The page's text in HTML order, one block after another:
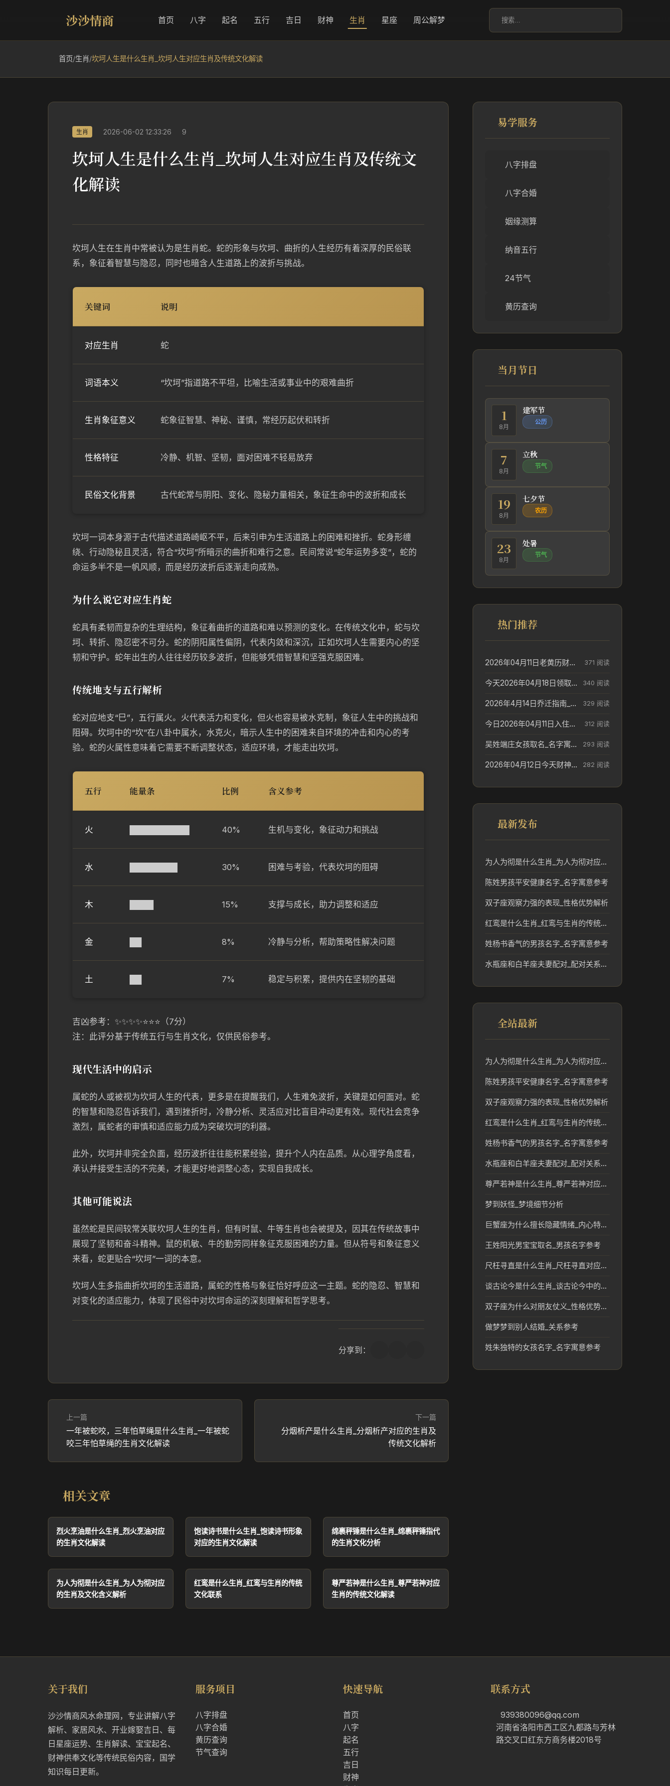
沙沙情商 首页 八字 起名 五行 吉日 财神 生肖 星座 周公解梦
首页/生肖/坎坷人生是什么生肖_坎坷人生对应生肖及传统文化解读
生肖 2026-06-02 12:33:26 9
坎坷人生是什么生肖_坎坷人生对应生肖及传统文
化解读
坎坷人生在生肖中常被认为是生肖蛇。蛇的形象与坎坷、曲折的人生经历有着深厚的民俗联
系，象征着智慧与隐忍，同时也暗含人生道路上的波折与挑战。
关键词 说明
对应生肖 蛇
词语本义 “坎坷”指道路不平坦，比喻生活或事业中的艰难曲折
生肖象征意义 蛇象征智慧、神秘、谨慎，常经历起伏和转折
性格特征 冷静、机智、坚韧，面对困难不轻易放弃
民俗文化背景 古代蛇常与阴阳、变化、隐秘力量相关，象征生命中的波折和成长
坎坷一词本身源于古代描述道路崎岖不平，后来引申为生活道路上的困难和挫折。蛇身形缠
绕、行动隐秘且灵活，符合“坎坷”所暗示的曲折和难行之意。民间常说“蛇年运势多变”，蛇的
命运多半不是一帆风顺，而是经历波折后逐渐走向成熟。
为什么说它对应生肖蛇
蛇具有柔韧而复杂的生理结构，象征着曲折的道路和难以预测的变化。在传统文化中，蛇与坎
坷、转折、隐忍密不可分。蛇的阴阳属性偏阴，代表内敛和深沉，正如坎坷人生需要内心的坚
韧和守护。蛇年出生的人往往经历较多波折，但能够凭借智慧和坚强克服困难。
传统地支与五行解析
蛇对应地支“巳”，五行属火。火代表活力和变化，但火也容易被水克制，象征人生中的挑战和
阻碍。坎坷中的“坎”在八卦中属水，水克火，暗示人生中的困难来自环境的冲击和内心的考
验。蛇的火属性意味着它需要不断调整状态，适应环境，才能走出坎坷。
五行 能量条 比例 含义参考
火 40% 生机与变化，象征动力和挑战
水 30% 困难与考验，代表坎坷的阻碍
木 15% 支撑与成长，助力调整和适应
金 8% 冷静与分析，帮助策略性解决问题
土 7% 稳定与积累，提供内在坚韧的基础
吉凶参考：✨✨✨✨⭐⭐⭐（7分）
注：此评分基于传统五行与生肖文化，仅供民俗参考。
现代生活中的启示
属蛇的人或被视为坎坷人生的代表，更多是在提醒我们，人生难免波折，关键是如何面对。蛇
的智慧和隐忍告诉我们，遇到挫折时，冷静分析、灵活应对比盲目冲动更有效。现代社会竞争
激烈，属蛇者的审慎和适应能力成为突破坎坷的利器。
此外，坎坷并非完全负面，经历波折往往能积累经验，提升个人内在品质。从心理学角度看，
承认并接受生活的不完美，才能更好地调整心态，实现自我成长。
其他可能说法
虽然蛇是民间较常关联坎坷人生的生肖，但有时鼠、牛等生肖也会被提及，因其在传统故事中
展现了坚韧和奋斗精神。鼠的机敏、牛的勤劳同样象征克服困难的力量。但从符号和象征意义
来看，蛇更贴合“坎坷”一词的本意。
坎坷人生多指曲折坎坷的生活道路，属蛇的性格与象征恰好呼应这一主题。蛇的隐忍、智慧和
对变化的适应能力，体现了民俗中对坎坷命运的深刻理解和哲学思考。
分享到：
上一篇
一年被蛇咬，三年怕草绳是什么生肖_一年被蛇
咬三年怕草绳的生肖文化解读
下一篇
分烟析产是什么生肖_分烟析产对应的生肖及
传统文化解析
相关文章
烈火烹油是什么生肖_烈火烹油对应
的生肖文化解读
饱读诗书是什么生肖_饱读诗书形象
对应的生肖文化解读
绵裹秤锤是什么生肖_绵裹秤锤指代
的生肖文化分析
为人为彻是什么生肖_为人为彻对应
的生肖及文化含义解析
红鸾是什么生肖_红鸾与生肖的传统
文化联系
尊严若神是什么生肖_尊严若神对应
生肖的传统文化解读
易学服务
八字排盘
八字合婚
姻缘测算
纳音五行
24节气
黄历查询
当月节日
1
8月
建军节
公历
7
8月
立秋
节气
19
8月
七夕节
农历
23
8月
处暑
节气
热门推荐
2026年04月11日老黄历财神方位_财神方位与供奉讲究 371 阅读
今天2026年04月18日领取结婚证老黄历不适合吗_领证日期参考 340 阅读
2026年4月14日乔迁指南_搬家择日参考 329 阅读
今日2026年04月11日入住新居老黄历不适宜吗_搬家择日参考 312 阅读
吴姓端庄女孩取名_名字寓意参考 293 阅读
2026年04月12日今天财神在哪个吉位_财神方位参考 282 阅读
最新发布
为人为彻是什么生肖_为人为彻对应的生肖及文化含义解析
陈姓男孩平安健康名字_名字寓意参考
双子座观察力强的表现_性格优势解析
红鸾是什么生肖_红鸾与生肖的传统文化联系
姓杨书香气的男孩名字_名字寓意参考
水瓶座和白羊座夫妻配对_配对关系解读
全站最新
为人为彻是什么生肖_为人为彻对应的生肖及文化含义解析
陈姓男孩平安健康名字_名字寓意参考
双子座观察力强的表现_性格优势解析
红鸾是什么生肖_红鸾与生肖的传统文化联系
姓杨书香气的男孩名字_名字寓意参考
水瓶座和白羊座夫妻配对_配对关系解读
尊严若神是什么生肖_尊严若神对应生肖的传统文化解读
梦到妖怪_梦境细节分析
巨蟹座为什么擅长隐藏情绪_内心特点解析
王姓阳光男宝宝取名_男孩名字参考
尺枉寻直是什么生肖_尺枉寻直对应的生肖及文化解读
谈古论今是什么生肖_谈古论今中的生肖文化解读
双子座为什么对朋友仗义_性格优势解析
做梦梦到别人结婚_关系参考
姓朱独特的女孩名字_名字寓意参考
关于我们
沙沙情商风水命理网，专业讲解八字
解析、家居风水、开业嫁娶吉日、每
日星座运势、生肖解读、宝宝起名、
财神供奉文化等传统民俗内容，国学
知识每日更新。
服务项目
八字排盘
八字合婚
黄历查询
节气查询
快速导航
首页
八字
起名
五行
吉日
财神
联系方式
939380096@qq.com
河南省洛阳市西工区九都路与芳林
路交叉口红东方商务楼2018号